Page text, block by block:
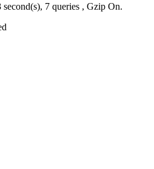
second(s), 7 queries , Gzip On.